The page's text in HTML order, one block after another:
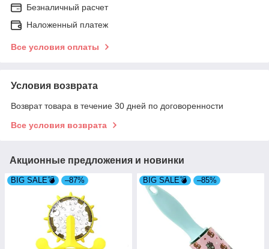
Безналичный расчет
Наложенный платеж
Все условия оплаты
Условия возврата
Возврат товара в течение 30 дней по договоренности
Все условия возврата
Акционные предложения и новинки
BIG SALE💣 –87% BIG SALE💣 –85%